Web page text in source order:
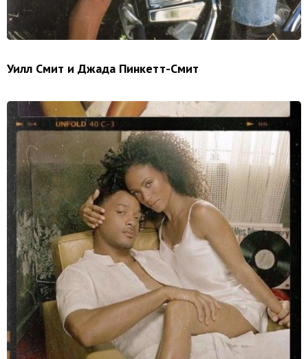
Уилл Смит и Джада Пинкетт-Смит